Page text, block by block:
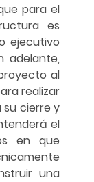
para el
es
ejecutivo
adelante,
al
realizar
cierre y
el
en que
una